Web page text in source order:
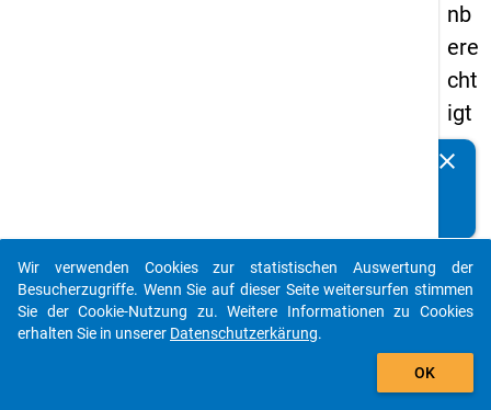
nb
ere
cht
igt
en
s
20
12
clear
auto_stories
add_shopping_cart
Wir verwenden Cookies zur statistischen Auswertung der
Besucherzugriffe. Wenn Sie auf dieser Seite weitersurfen stimmen
Sie der Cookie-Nutzung zu. Weitere Informationen zu Cookies
erhalten Sie in unserer Datenschutzerkärung.
OK